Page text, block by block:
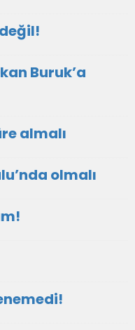
Buruk’a
almalı
olmalı